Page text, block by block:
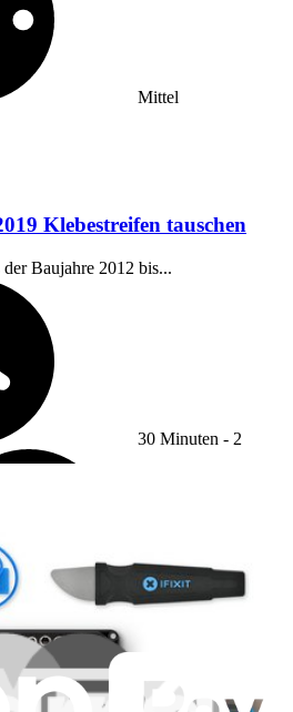
Mittel
Klebestreifen tauschen
Baujahre 2012 bis...
30 Minuten - 2
Mittel